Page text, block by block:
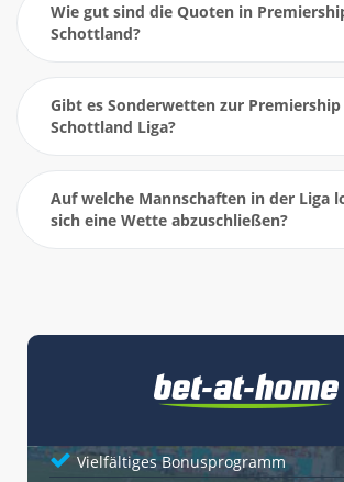
Wie gut sind die Quoten in
Schottland?
Gibt es Sonderwetten zur Premiership
Schottland Liga?
Auf welche Mannschaften in der Liga
sich eine Wette abzuschließen?
Vielfältiges Bonusprogramm